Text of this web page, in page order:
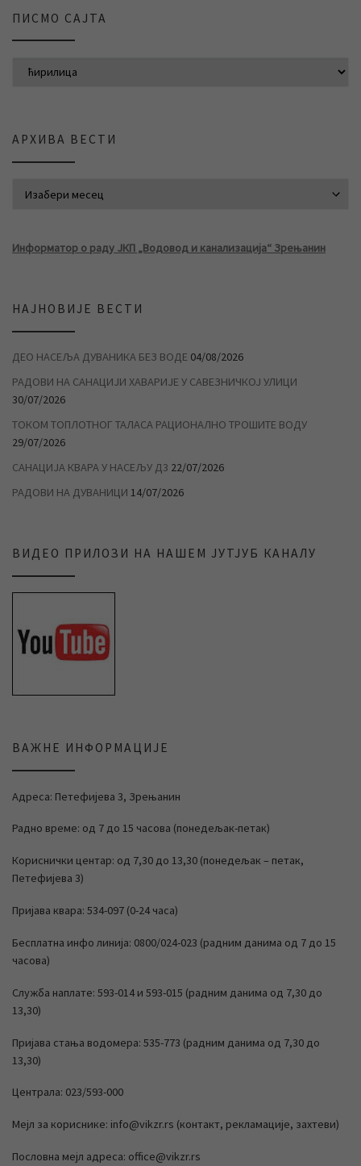
ПИСМО САЈТА
АРХИВА ВЕСТИ
Информатор о раду ЈКП „Водовод и канализација“ Зрењанин
НАЈНОВИЈЕ ВЕСТИ
ДЕО НАСЕЉА ДУВАНИКА БЕЗ ВОДЕ 04/08/2026
РАДОВИ НА САНАЦИЈИ ХАВАРИЈЕ У САВЕЗНИЧКОЈ УЛИЦИ
30/07/2026
ТОКОМ ТОПЛОТНОГ ТАЛАСА РАЦИОНАЛНО ТРОШИТЕ ВОДУ
29/07/2026
САНАЦИЈА КВАРА У НАСЕЉУ Д3 22/07/2026
РАДОВИ НА ДУВАНИЦИ 14/07/2026
ВИДЕО ПРИЛОЗИ НА НАШЕМ ЈУТЈУБ КАНАЛУ
ВАЖНЕ ИНФОРМАЦИЈЕ
Адреса: Петефијева 3, Зрењанин
Радно време: од 7 до 15 часова (понедељак-петак)
Кориснички центар: од 7,30 до 13,30 (понедељак – петак,
Петефијева 3)
Пријава квара: 534-097 (0-24 часа)
Бесплатна инфо линија: 0800/024-023 (радним данима од 7 до 15
часова)
Служба наплате: 593-014 и 593-015 (радним данима од 7,30 до
13,30)
Пријава стања водомера: 535-773 (радним данима од 7,30 до
13,30)
Централа: 023/593-000
Мејл за кориснике: info@vikzr.rs (контакт, рекламације, захтеви)
Пословна мејл адреса: office@vikzr.rs